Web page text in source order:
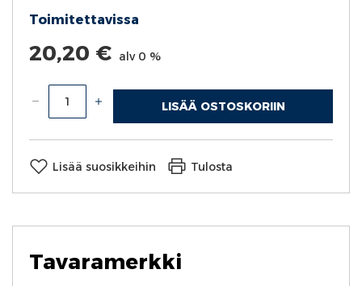
LISÄÄ OSTOSKORIIN
20,20 € alv 0 %
Toimitettavissa
Lisää suosikkeihin Tulosta
Tavaramerkki